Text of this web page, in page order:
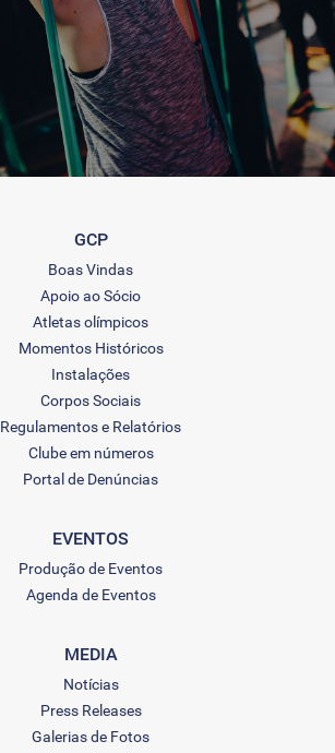
GCP
Boas Vindas
Apoio ao Sócio
Atletas olímpicos
Momentos Históricos
Instalações
Corpos Sociais
Regulamentos e Relatórios
Clube em números
Portal de Denúncias
EVENTOS
Produção de Eventos
Agenda de Eventos
MEDIA
Notícias
Press Releases
Galerias de Fotos